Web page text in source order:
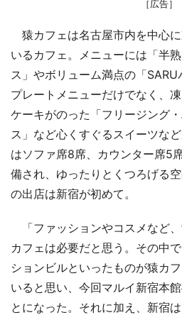
［広告］
猿カフェは名古屋市内を中心
いるカフェ。メニューには「半
ス」やボリューム満点の「
プレートメニューだけでなく、
ケーキがのった「フリージング
ス」など心くすぐるスイーツな
はソファ席8席、カウンター席5
備され、ゆったりとくつろげる
の出店は新宿が初めて。
「ファッションやコスメなど
カフェは必要だと思う。その中
ションビルといったものが猿カ
いると思い、今回マルイ新宿本
とになった。それに加え、新宿